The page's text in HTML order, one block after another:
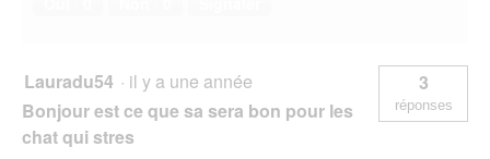
Lauradu54 · il y a une année
Bonjour est ce que sa sera bon pour les
chat qui stres
3
réponses